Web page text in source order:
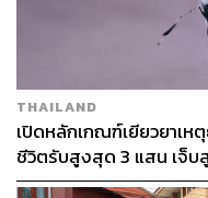
THAILAND
เปิดหลักเกณฑ์เยียวยาเห
ชีวิตรับสูงสุด 3 แสน เจ็บ
ระดับ